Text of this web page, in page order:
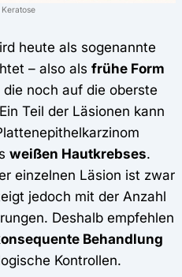
heute als sogenannte
– also als frühe Form
die noch auf die oberste
Teil der Läsionen kann
weißen Hautkrebses.
einzelnen Läsion ist zwar
jedoch mit der Anzahl
Deshalb empfehlen
Behandlung
Kontrollen.